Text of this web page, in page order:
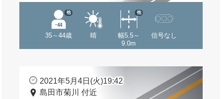
35～44歳
他
晴
幅5.5～
9.0m
他
信号なし
2021年5月4日(火)19:42
島田市菊川 付近